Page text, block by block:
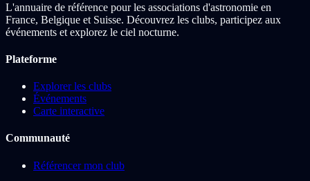
L'annuaire de référence pour les associations d'astronomie en
France, Belgique et Suisse. Découvrez les clubs, participez aux
événements et explorez le ciel nocturne.
Plateforme
Explorer les clubs
Événements
Carte interactive
Communauté
Référencer mon club